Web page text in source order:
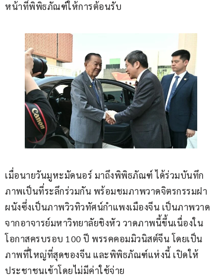
หน้าที่พิพิธภัณฑ์ให้การต้อนรับ
เมื่อนายวันมูหะมัดนอร์ มาถึงพิพิธภัณฑ์ ได้ร่วมบันทึก
ภาพเป็นที่ระลึกร่วมกัน พร้อมชมภาพวาดจิตรกรรมฝา
ผนังซึ่งเป็นภาพวิวทิวทัศน์กำแพงเมืองจีน เป็นภาพวาด
จากอาจารย์มหาวิทยาลัยชิงหัว วาดภาพนี้ขึ้นเนื่องใน
โอกาสครบรอบ 100 ปี พรรคคอมมิวนิสต์จีน โดยเป็น
ภาพที่ใหญ่ที่สุดของจีน และพิพิธภัณฑ์แห่งนี้ เปิดให้
ประชาชนเข้าโดยไม่มีค่าใช้จ่าย